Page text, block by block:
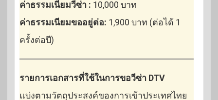
ค่าธรรมเนียมวีซ่า : 10,000 บาท
ค่าธรรมเนียมขออยู่ต่อ: 1,900 บาท (ต่อได้ 1
ครั้งต่อปี)
รายการเอกสารที่ใช้ในการขอวีซ่า DTV
แบ่งตามวัตถุประสงค์ของการเข้าประเทศไทย